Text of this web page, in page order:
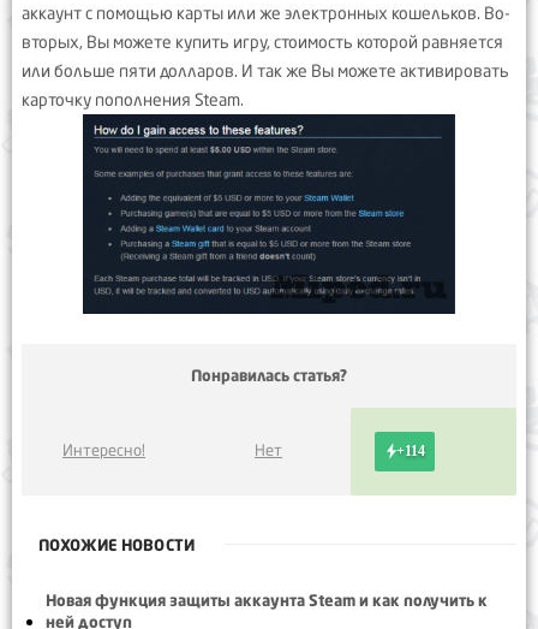
аккаунт с помощью карты или же электронных кошельков. Во-
вторых, Вы можете купить игру, стоимость которой равняется
или больше пяти долларов. И так же Вы можете активировать
карточку пополнения Steam.
Понравилась статья?
Интересно! Нет +114
ПОХОЖИЕ НОВОСТИ
Новая функция защиты аккаунта Steam и как получить к
ней доступ